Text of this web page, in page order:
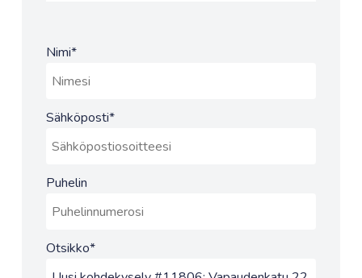
Nimi*
Sähköposti*
Puhelin
Otsikko*